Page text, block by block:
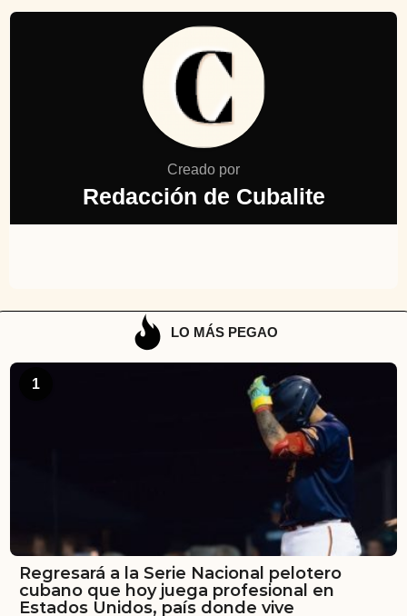
Creado por
Redacción de Cubalite
LO MÁS PEGAO
1
Regresará a la Serie Nacional pelotero
cubano que hoy juega profesional en
Estados Unidos, país donde vive